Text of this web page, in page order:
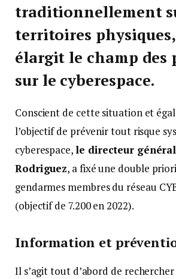
traditionnellement
territoires
élargit le champ des
sur le cyberespace.
Conscient de cette situation et
l’objectif de prévenir tout risque
cyberespace,le directeur
Rodriguez, a fixé une double
gendarmes membres du réseau
(objectif de 7.200 en 2022).
Information et
Il s’agit tout d’abord de